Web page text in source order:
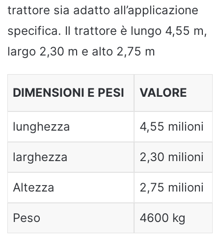
trattore sia adatto all’applicazione
specifica. Il trattore è lungo 4,55 m,
largo 2,30 m e alto 2,75 m
DIMENSIONI E PESI VALORE
lunghezza 4,55 milioni
larghezza 2,30 milioni
Altezza 2,75 milioni
Peso 4600 kg